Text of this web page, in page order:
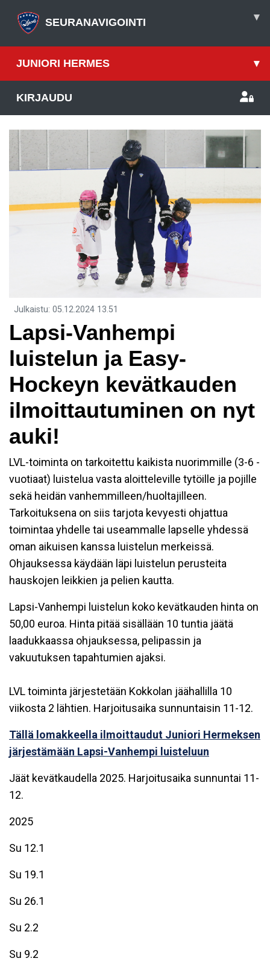
SEURANAVIGOINTI ▾
JUNIORI HERMES ▾
KIRJAUDU
Julkaistu: 05.12.2024 13.51
​Lapsi-Vanhempi
luistelun ja Easy-
Hockeyn kevätkauden
ilmoittautuminen on nyt
auki!
LVL-toiminta on tarkoitettu kaikista nuorimmille (3-6 -
vuotiaat) luistelua vasta aloitteleville tytöille ja pojille
sekä heidän vanhemmilleen/huoltajilleen.
Tarkoituksena on siis tarjota kevyesti ohjattua
toimintaa yhdelle tai useammalle lapselle yhdessä
oman aikuisen kanssa luistelun merkeissä.
Ohjauksessa käydään läpi luistelun perusteita
hauskojen leikkien ja pelien kautta.
Lapsi-Vanhempi luistelun koko kevätkauden hinta on
50,00 euroa. Hinta pitää sisällään 10 tuntia jäätä
laadukkaassa ohjauksessa, pelipassin ja
vakuutuksen tapahtumien ajaksi.
LVL toiminta järjestetään Kokkolan jäähallilla 10
viikosta 2 lähtien. Harjoitusaika sunnuntaisin 11-12.
Tällä lomakkeella ilmoittaudut Juniori Hermeksen
järjestämään Lapsi-Vanhempi luisteluun
Jäät kevätkaudella 2025. Harjoitusaika sunnuntai 11-
12.
2025
Su 12.1
Su 19.1
Su 26.1
Su 2.2
Su 9.2